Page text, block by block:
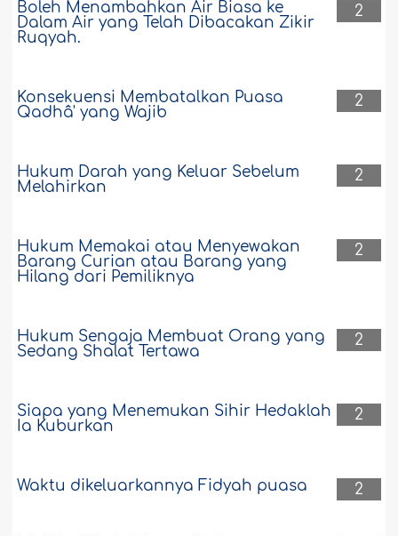
2
Boleh Menambahkan Air Biasa ke
Dalam Air yang Telah Dibacakan Zikir
Ruqyah.
2
Konsekuensi Membatalkan Puasa
Qadhâ' yang Wajib
2
Hukum Darah yang Keluar Sebelum
Melahirkan
2
Hukum Memakai atau Menyewakan
Barang Curian atau Barang yang
Hilang dari Pemiliknya
2
Hukum Sengaja Membuat Orang yang
Sedang Shalat Tertawa
2
Siapa yang Menemukan Sihir Hedaklah
Ia Kuburkan
2
Waktu dikeluarkannya Fidyah puasa